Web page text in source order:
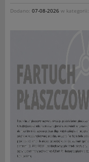
Dodano: 07-08-2026 w kategorii: